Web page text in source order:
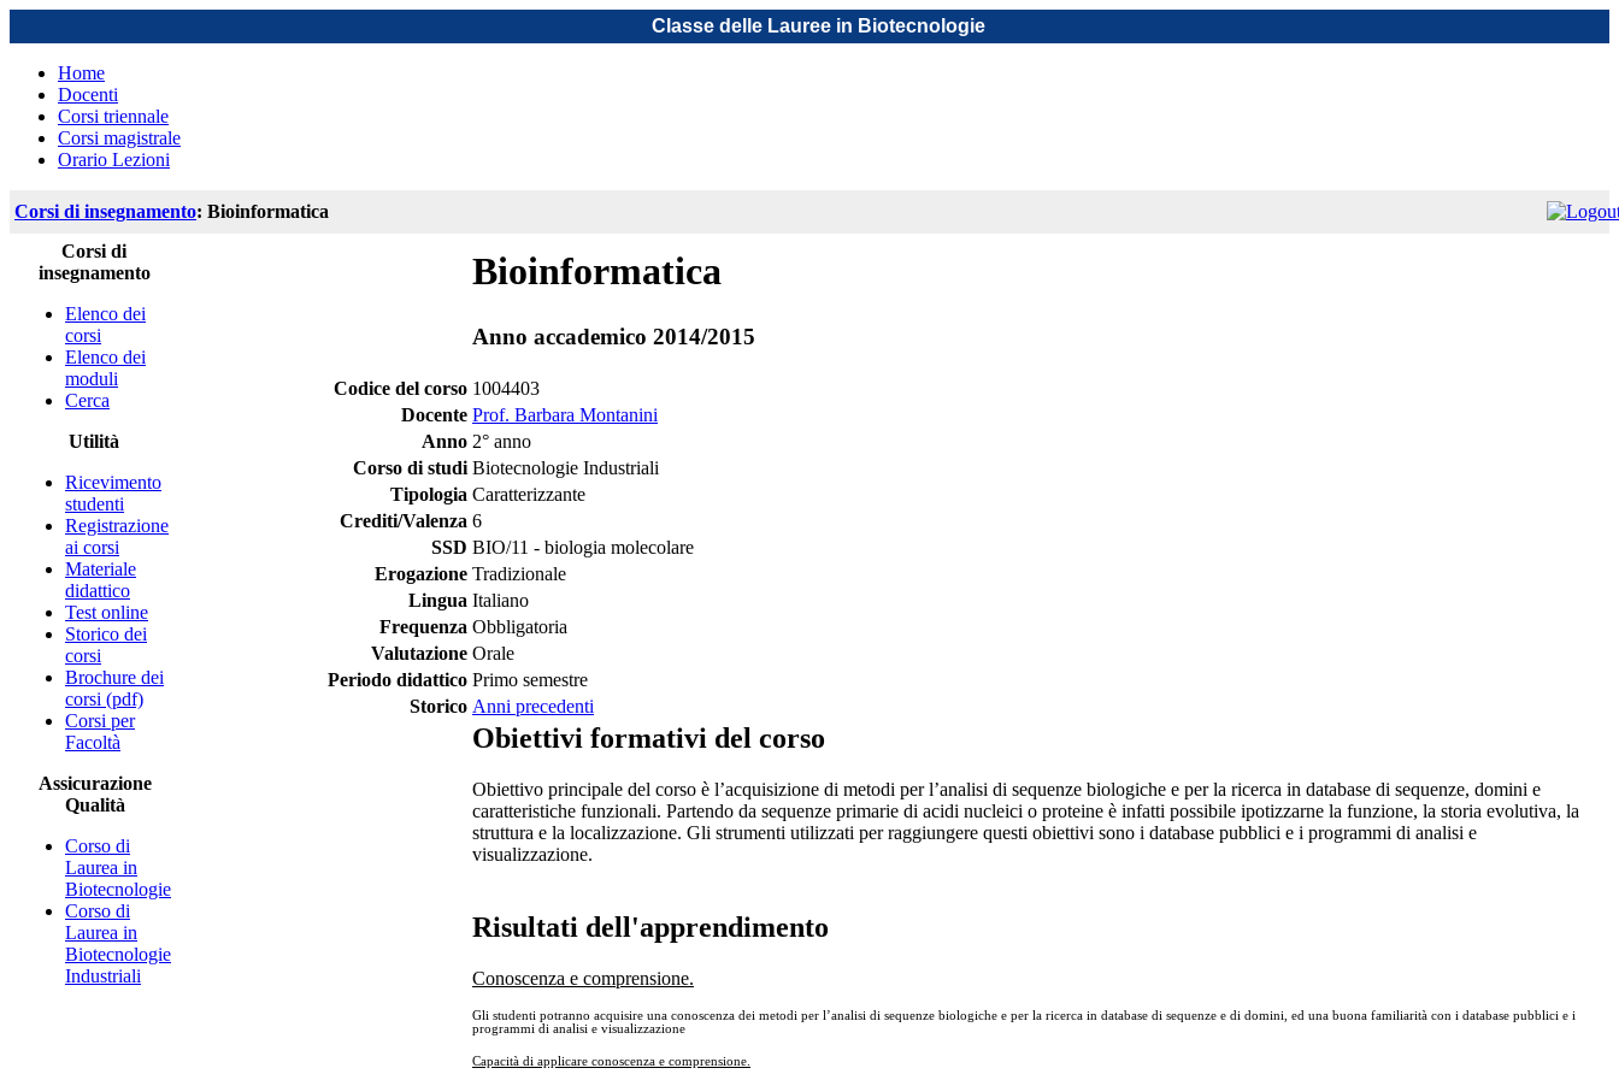
Classe delle Lauree in Biotecnologie
Home
Docenti
Corsi triennale
Corsi magistrale
Orario Lezioni
Corsi di insegnamento: Bioinformatica
Corsi di
insegnamento
Elenco dei
corsi
Elenco dei
moduli
Cerca
Utilità
Ricevimento
studenti
Registrazione
ai corsi
Materiale
didattico
Test online
Storico dei
corsi
Brochure dei
corsi (pdf)
Corsi per
Facoltà
Assicurazione
Qualità
Corso di
Laurea in
Biotecnologie
Corso di
Laurea in
Biotecnologie
Industriali
Bioinformatica
Anno accademico 2014/2015
Codice del corso 1004403
Docente Prof. Barbara Montanini
Anno 2° anno
Corso di studi Biotecnologie Industriali
Tipologia Caratterizzante
Crediti/Valenza 6
SSD BIO/11 - biologia molecolare
Erogazione Tradizionale
Lingua Italiano
Frequenza Obbligatoria
Valutazione Orale
Periodo didattico Primo semestre
Storico Anni precedenti
Obiettivi formativi del corso
Obiettivo principale del corso è l’acquisizione di metodi per l’analisi di sequenze biologiche e per la ricerca in database di sequenze, domini e
caratteristiche funzionali. Partendo da sequenze primarie di acidi nucleici o proteine è infatti possibile ipotizzarne la funzione, la storia evolutiva, la
struttura e la localizzazione. Gli strumenti utilizzati per raggiungere questi obiettivi sono i database pubblici e i programmi di analisi e
visualizzazione.
Risultati dell'apprendimento
Conoscenza e comprensione.
Gli studenti potranno acquisire una conoscenza dei metodi per l’analisi di sequenze biologiche e per la ricerca in database di sequenze e di domini, ed una buona familiarità con i database pubblici e i
programmi di analisi e visualizzazione
Capacità di applicare conoscenza e comprensione.